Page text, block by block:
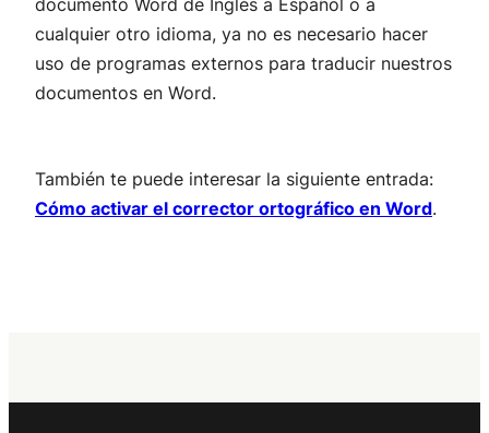
documento Word de Inglés a Español o a
cualquier otro idioma, ya no es necesario hacer
uso de programas externos para traducir nuestros
documentos en Word.
También te puede interesar la siguiente entrada:
Cómo activar el corrector ortográfico en Word.